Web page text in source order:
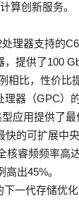
算创新服务。
理器支持的
，提供了100
相比，性价比
理器（GPC）
应用提供了最
快的可扩展中
核睿频频率高
出45%。
下一代存储优